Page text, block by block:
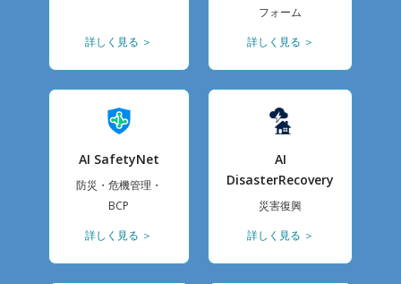
詳しく見る ＞
フォーム
詳しく見る ＞
AI SafetyNet
防災・危機管理・
BCP
詳しく見る ＞
AI
DisasterRecovery
災害復興
詳しく見る ＞